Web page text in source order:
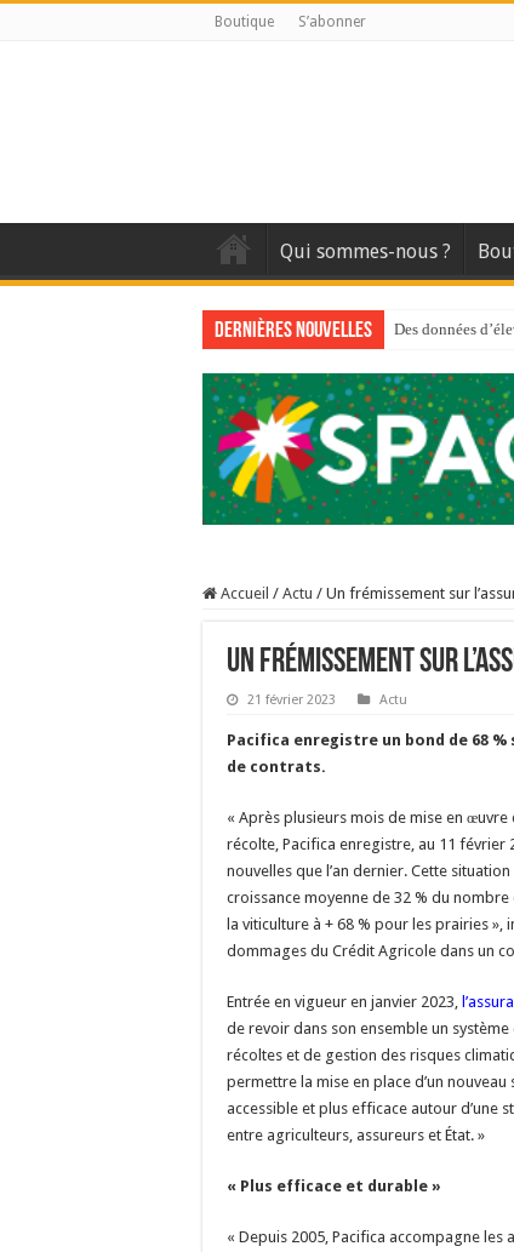
Boutique S’abonner
Qui sommes-nous ?
Dernières nouvelles Des données
Au sommaire du
Au sommaire de
Aidez-nous à
Au sommaire de
Sécheresse : les
Accueil / Actu / Un frémissement sur
Un frémissement sur
21 février 2023 Actu
Pacifica enregistre un bond de 68
de contrats.
« Après plusieurs mois de mise en œuvre
récolte, Pacifica enregistre, au 11 février
nouvelles que l’an dernier. Cette
croissance moyenne de 32 % du nombre
la viticulture à + 68 % pour les prairies »,
dommages du Crédit Agricole dans un
Entrée en vigueur en janvier 2023,
de revoir dans son ensemble un
récoltes et de gestion des risques
permettre la mise en place d’un nouveau
accessible et plus efficace autour d’une
entre agriculteurs, assureurs et État. »
« Plus efficace et durable »
« Depuis 2005, Pacifica accompagne